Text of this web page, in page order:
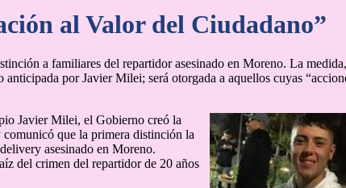
al Valor del Ciudadano”
a familiares del repartidor asesinado en Moreno. La
por Javier Milei; será otorgada a aquellos cuyas
Javier Milei, el Gobierno creó la
que la primera distinción la
asesinado en Moreno.
del crimen del repartidor de 20 años